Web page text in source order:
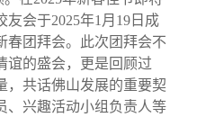
讯》
会于2025年1月19日成
春团拜会。此次团拜会不
谊的盛会，更是回顾过
，共话佛山发展的重要契
、兴趣活动小组负责人等